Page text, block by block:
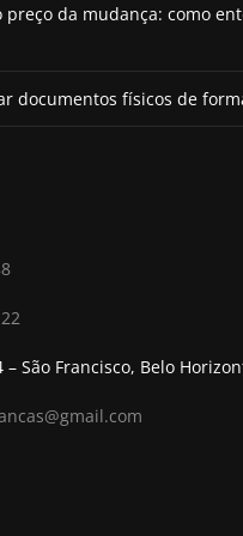
de 30 anos deexperiência
no atendimento e
operações complexas.
décadas, aprimorou
e agilidade em cada
de guarda móveis
medida, realizando
para condomínios, empresas
no setor, reconhecida pela
preço da mudança: como
documentos físicos de
– São Francisco, Belo